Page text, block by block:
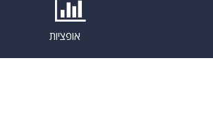
אופציות